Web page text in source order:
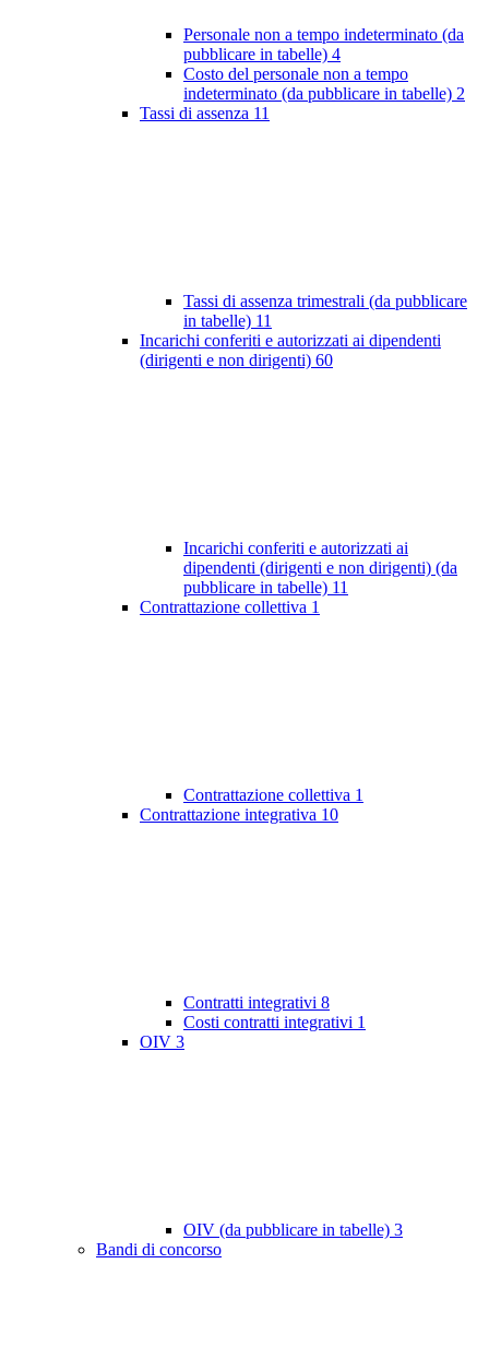
Personale non a tempo indeterminato (da
pubblicare in tabelle) 4
Costo del personale non a tempo
indeterminato (da pubblicare in tabelle) 2
Tassi di assenza 11
Tassi di assenza trimestrali (da pubblicare
in tabelle) 11
Incarichi conferiti e autorizzati ai dipendenti
(dirigenti e non dirigenti) 60
Incarichi conferiti e autorizzati ai
dipendenti (dirigenti e non dirigenti) (da
pubblicare in tabelle) 11
Contrattazione collettiva 1
Contrattazione collettiva 1
Contrattazione integrativa 10
Contratti integrativi 8
Costi contratti integrativi 1
OIV 3
OIV (da pubblicare in tabelle) 3
Bandi di concorso